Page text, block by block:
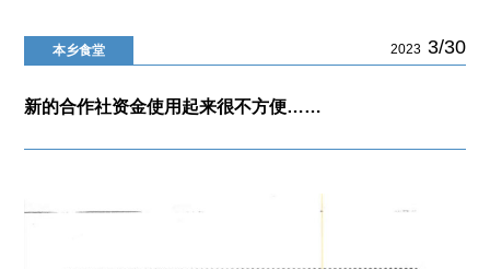
本乡食堂 2023 3/30
新的合作社资金使用起来很不方便……